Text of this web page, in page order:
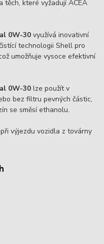
těch, které vyžadují ACEA
0W-30 využívá inovativní
technologii Shell pro
umožňuje vysoce efektivní
0W-30 lze použít v
bez filtru pevných částic,
se směsí ethanolu.
výjezdu vozidla z továrny